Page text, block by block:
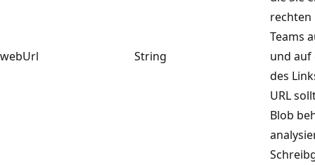
webUrl String
Teams
und auf
des
URL
Blob